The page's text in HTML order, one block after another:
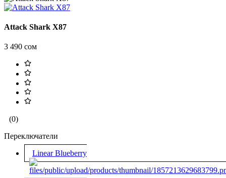
Attack Shark X87
3 490 сом
(0)
Переключатели
Linear Blueberry